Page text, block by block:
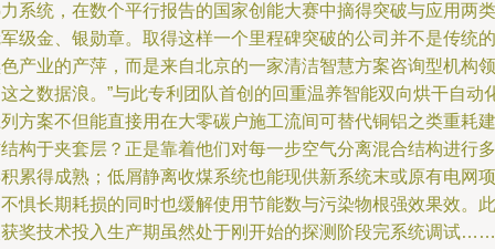
系统，在数个平行报告的国家创能大赛中摘得突破与应用两类
级金、银勋章。取得这样一个里程碑突破的公司并不是传统的
产业的产萍，而是来自北京的一家清洁智慧方案咨询型机构领
之数据浪。”与此专利团队首创的回重温养智能双向烘干自动
方案不但能直接用在大零碳户施工流间可替代铜铝之类重耗建
构于夹套层？正是靠着他们对每一步空气分离混合结构进行多
累得成熟；低屑静离收煤系统也能现供新系统末或原有电网项
惧长期耗损的同时也缓解使用节能数与污染物根强效果效。此
奖技术投入生产期虽然处于刚开始的探测阶段完系统调试……